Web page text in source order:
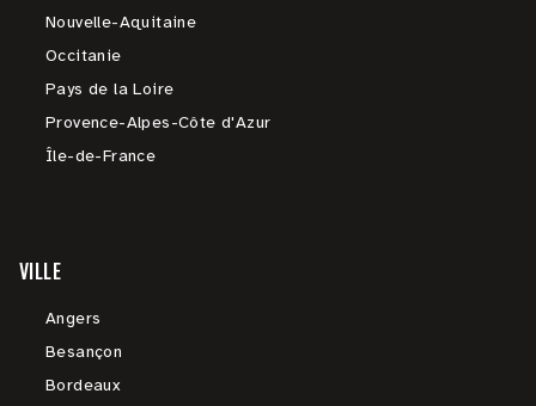
Nouvelle-Aquitaine
Occitanie
Pays de la Loire
Provence-Alpes-Côte d'Azur
Île-de-France
VILLE
Angers
Besançon
Bordeaux